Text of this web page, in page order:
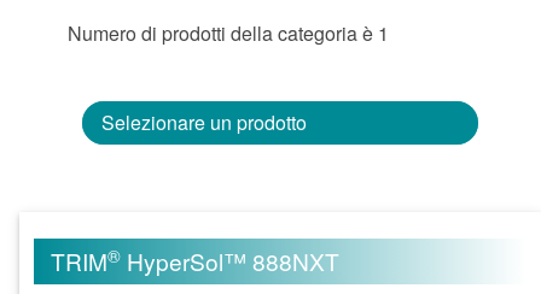
Numero di prodotti della categoria è 1
Selezionare un prodotto
TRIM® HyperSol™ 888NXT